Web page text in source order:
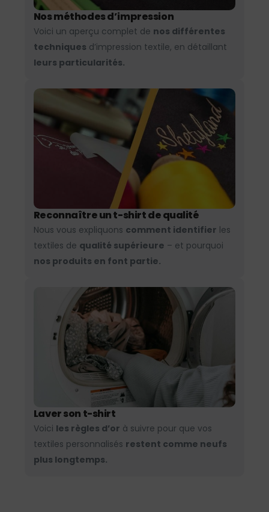
Nos méthodes d’impression
Voici un aperçu complet de nos différentes
techniques d’impression textile, en détaillant
leurs particularités.
Reconnaître un t-shirt de qualité
Nous vous expliquons comment identifier les
textiles de qualité supérieure – et pourquoi
nos produits en font partie.
Laver son t-shirt
Voici les règles d’or à suivre pour que vos
textiles personnalisés restent comme neufs
plus longtemps.